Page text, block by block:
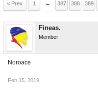
< Prev 1 ← 387 388 389
Fineas.
Member
Noroace
Feb 15, 2019